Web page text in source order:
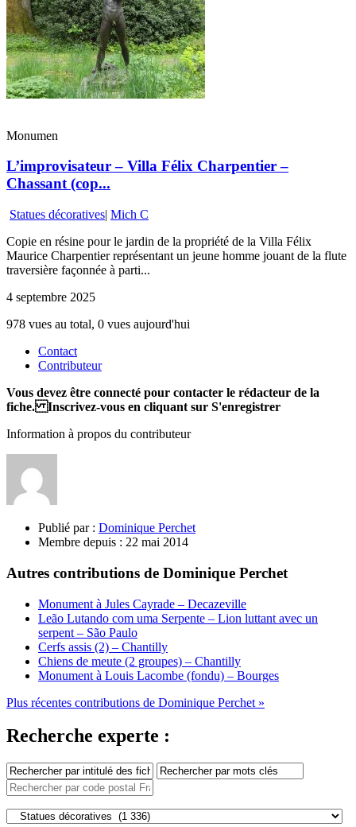
Monumen
L’improvisateur – Villa Félix Charpentier –
Chassant (cop...
Statues décoratives| Mich C
Copie en résine pour le jardin de la propriété de la Villa Félix
Maurice Charpentier représentant un jeune homme jouant de la flute
traversière façonnée à parti...
4 septembre 2025
978 vues au total, 0 vues aujourd'hui
Contact
Contributeur
Vous devez être connecté pour contacter le rédacteur de la
fiche. Inscrivez-vous en cliquant sur S'enregistrer
Information à propos du contributeur
Publié par : Dominique Perchet
Membre depuis : 22 mai 2014
Autres contributions de Dominique Perchet
Monument à Jules Cayrade – Decazeville
Leão Lutando com uma Serpente – Lion luttant avec un
serpent – São Paulo
Cerfs assis (2) – Chantilly
Chiens de meute (2 groupes) – Chantilly
Monument à Louis Lacombe (fondu) – Bourges
Plus récentes contributions de Dominique Perchet »
Recherche experte :